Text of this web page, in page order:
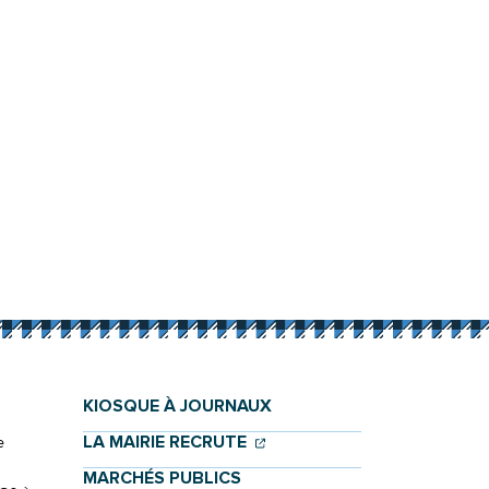
KIOSQUE À JOURNAUX
LA MAIRIE RECRUTE (OUVERTURE DANS UN
(OUVERTURE DANS UN
MARCHÉS PUBLICS